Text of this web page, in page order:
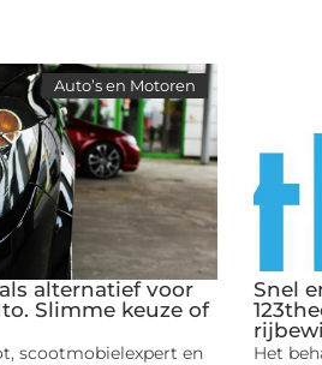
Auto’s en Motoren
alternatief voor
Slimme keuze of
scootmobielexpert en
Snel
Het